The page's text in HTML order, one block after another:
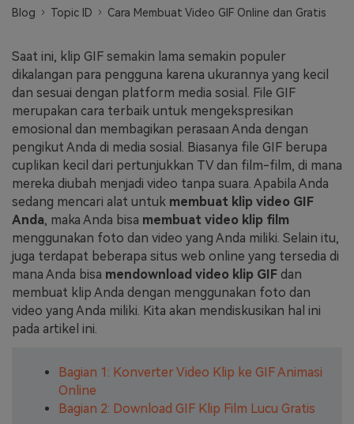
FAQs Hubungi Kami
Tips & Tutorial AI
Postingan Terbaru
Jelajahi Lebih Banyak >>
Masuk
Berkreasi dengan AI
Blog Topic ID Cara Membuat Video GIF Online dan Gratis
Saat ini, klip GIF semakin lama semakin populer
dikalangan para pengguna karena ukurannya yang kecil
dan sesuai dengan platform media sosial. File GIF
merupakan cara terbaik untuk mengekspresikan
emosional dan membagikan perasaan Anda dengan
pengikut Anda di media sosial. Biasanya file GIF berupa
cuplikan kecil dari pertunjukkan TV dan film-film, di mana
mereka diubah menjadi video tanpa suara. Apabila Anda
sedang mencari alat untuk membuat klip video GIF
Anda, maka Anda bisa membuat video klip film
menggunakan foto dan video yang Anda miliki. Selain itu,
juga terdapat beberapa situs web online yang tersedia di
mana Anda bisa mendownload video klip GIF dan
membuat klip Anda dengan menggunakan foto dan
video yang Anda miliki. Kita akan mendiskusikan hal ini
pada artikel ini.
Bagian 1: Konverter Video Klip ke GIF Animasi
Online
Bagian 2: Download GIF Klip Film Lucu Gratis